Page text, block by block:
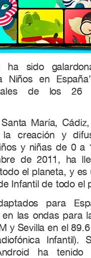
ha sido
Niños en
de los
María,
creación y
y niñas de 0 a
de 2011, ha
el planeta, y es
Infantil de todo el
para
en las ondas para
y Sevilla en el
Infantil).
ha tenido